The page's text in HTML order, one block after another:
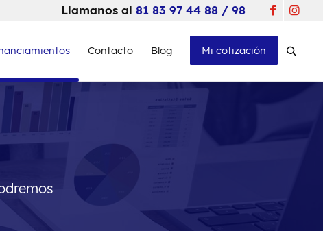
Llamanos al81 83 97 44 88 / 98
Contacto Blog Mi cotización